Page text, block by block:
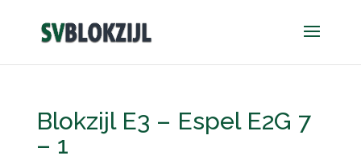
Blokzijl E3 – Espel E2G 7
– 1